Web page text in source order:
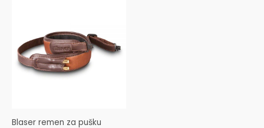
Blaser remen za pušku